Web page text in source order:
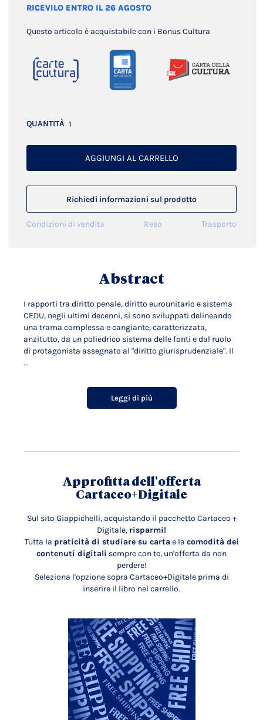
RICEVILO ENTRO IL 26 AGOSTO
Questo articolo è acquistabile con i Bonus Cultura
QUANTITÀ
AGGIUNGI AL CARRELLO
Richiedi informazioni sul prodotto
Condizioni di vendita Reso Trasporto
Abstract
I rapporti tra diritto penale, diritto eurounitario e sistema
CEDU, negli ultimi decenni, si sono sviluppati delineando
una trama complessa e cangiante, caratterizzata,
anzitutto, da un poliedrico sistema delle fonti e dal ruolo
di protagonista assegnato al "diritto giurisprudenziale". Il
...
Leggi di più
Approfitta dell'offerta
Cartaceo+Digitale
Sul sito Giappichelli, acquistando il pacchetto Cartaceo +
Digitale, risparmi!
Tutta la praticità di studiare su carta e la comodità dei
contenuti digitali sempre con te, un'offerta da non
perdere!
Seleziona l'opzione sopra Cartaceo+Digitale prima di
inserire il libro nel carrello.